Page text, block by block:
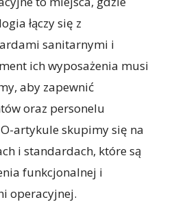
łączy się z
sanitarnymi i
ich wyposażenia musi
aby zapewnić
oraz personelu
artykule skupimy się na
i standardach, które są
funkcjonalnej i
operacyjnej.